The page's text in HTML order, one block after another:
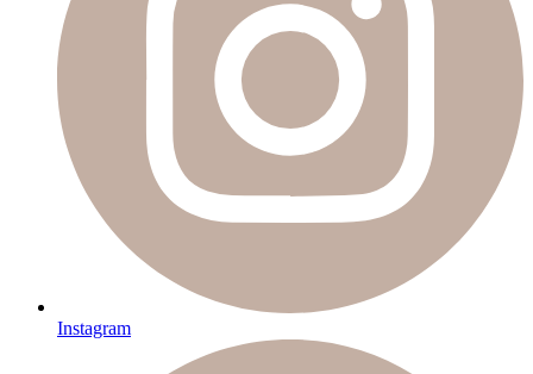
Instagram